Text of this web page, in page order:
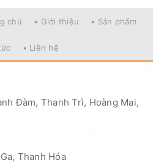
chủ • Giới thiệu • Sản phẩm
• Liên hệ
Đàm, Thanh Trì, Hoàng Mai,
Thanh Hóa